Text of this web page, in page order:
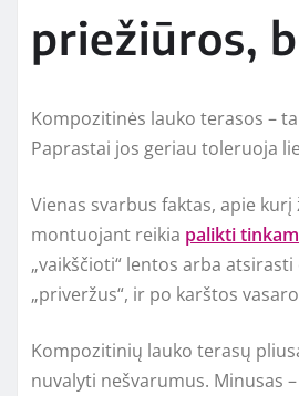
priežiūros,
Kompozitinės lauko terasos –
Paprastai jos geriau toleruoja
Vienas svarbus faktas, apie
montuojant reikia palikti
„vaikščioti“ lentos arba
„priveržus“, ir po karštos
Kompozitinių lauko terasų
nuvalyti nešvarumus. Minusas